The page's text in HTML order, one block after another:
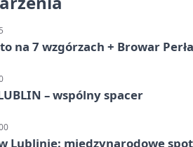
na 7 wzgórzach + Browar
– wspólny spacer
Lublinie: międzynarodowe